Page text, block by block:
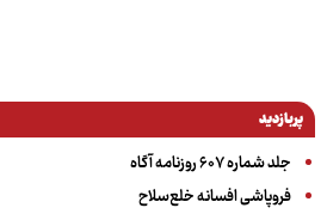
پربازدید
جلد شماره ۶۰۷ روزنامه آگاه
فروپاشی افسانه خلع‌سلاح